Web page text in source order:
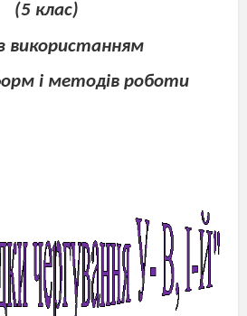
(5 клас)
використанням
і методів роботи